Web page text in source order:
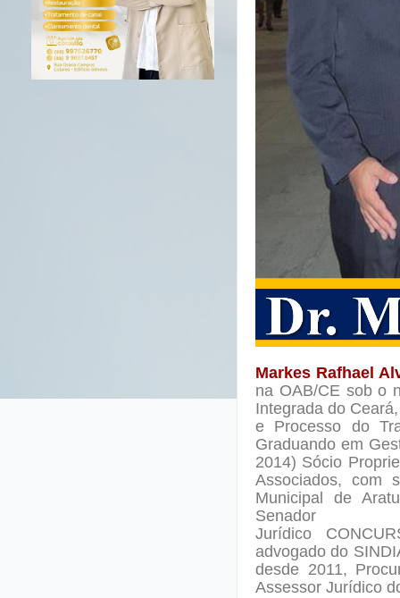
Markes Rafhael
na OAB/CE sob o
Integrada do
e Processo do
Graduando em
2014) Sócio
Associados, com
Municipal de
Senador
Jurídico
advogado do
desde 2011,
Assessor Jurídico